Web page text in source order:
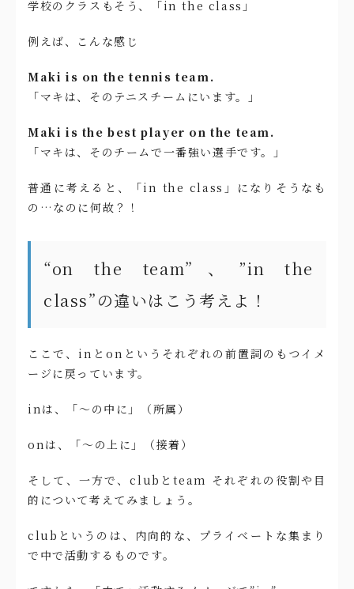
学校のクラスもそう、「in the class」
例えば、こんな感じ
Maki is on the tennis team.
「マキは、そのテニスチームにいます。」
Maki is the best player on the team.
「マキは、そのチームで一番強い選手です。」
普通に考えると、「in the class」になりそうなも
の…なのに何故？！
“on the team”、”in the
class”の違いはこう考えよ！
ここで、inとonというそれぞれの前置詞のもつイメ
ージに戻っています。
inは、「～の中に」（所属）
onは、「〜の上に」（接着）
そして、一方で、clubとteam それぞれの役割や目
的について考えてみましょう。
clubというのは、内向的な、プライベートな集まり
で中で活動するものです。